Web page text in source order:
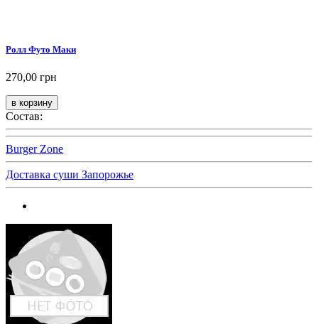
Ролл Футо Маки
270,00 грн
Состав:
Burger Zone
Доставка суши Запорожье